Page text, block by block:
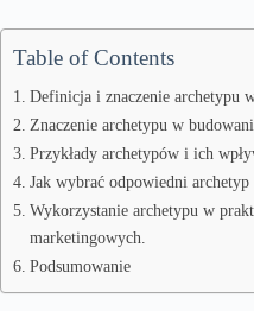
Table of Contents
Definicja i znaczenie archetypu
Znaczenie archetypu w
Przykłady archetypów i ich
Jak wybrać odpowiedni
Wykorzystanie archetypu w
marketingowych.
Podsumowanie